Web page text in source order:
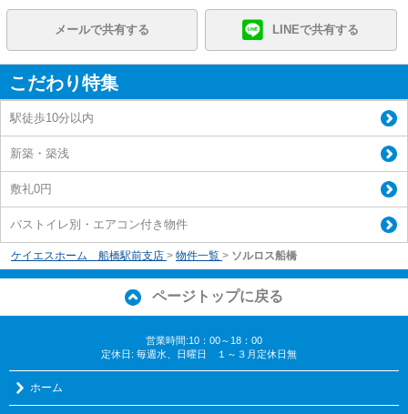
メールで共有する LINEで共有する
こだわり特集
駅徒歩10分以内
新築・築浅
敷礼0円
バストイレ別・エアコン付き物件
ケイエスホーム 船橋駅前支店 > 物件一覧 > ソルロス船橋
ページトップに戻る
営業時間:10：00～18：00
定休日: 毎週水、日曜日 １～３月定休日無
ホーム